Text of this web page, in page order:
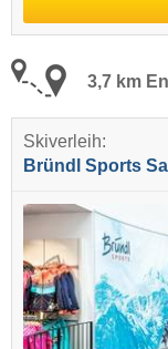
3,7 km
Skiverleih:
Bründl Sports